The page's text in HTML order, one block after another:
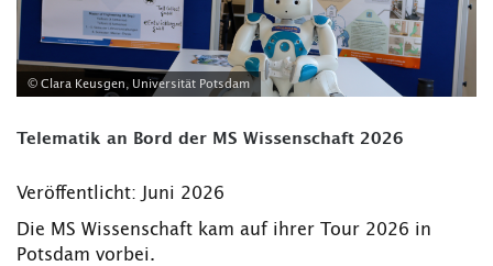
© Clara Keusgen, Universität Potsdam
Telematik an Bord der MS Wissenschaft 2026
Veröffentlicht: Juni 2026
Die MS Wissenschaft kam auf ihrer Tour 2026 in
Potsdam vorbei.